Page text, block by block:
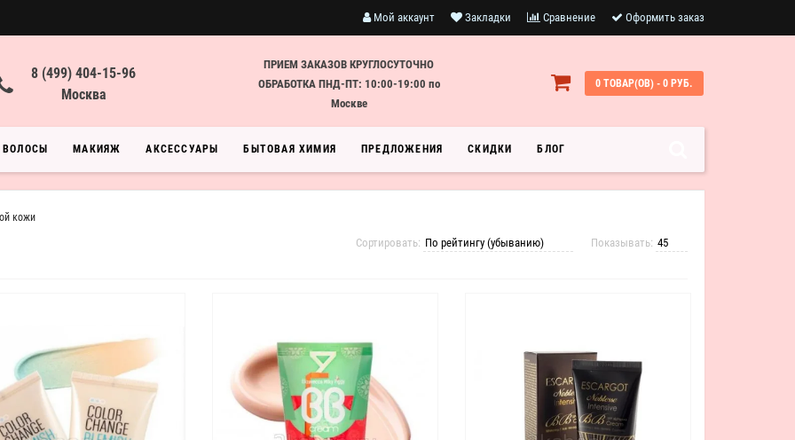
Мой аккаунт Закладки Сравнение Оформить заказ
8 (499) 404-15-96
Москва
ПРИЕМ ЗАКАЗОВ КРУГЛОСУТОЧНО
ОБРАБОТКА ПНД-ПТ: 10:00-19:00 по
Москве
0 ТОВАР(ОВ) - 0 РУБ.
ВОЛОСЫ МАКИЯЖ АКСЕССУАРЫ БЫТОВАЯ ХИМИЯ ПРЕДЛОЖЕНИЯ СКИДКИ БЛОГ
кожи
Показывать:
Сортировать: